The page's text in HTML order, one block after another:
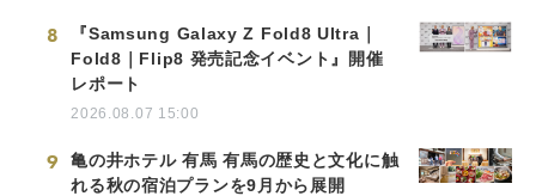
8
『Samsung Galaxy Z Fold8 Ultra｜
Fold8｜Flip8 発売記念イベント』開催
レポート
2026.08.07 15:00
9
亀の井ホテル 有馬 有馬の歴史と文化に触
れる秋の宿泊プランを9月から展開